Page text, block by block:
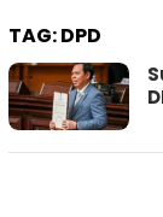
TAG:DPD